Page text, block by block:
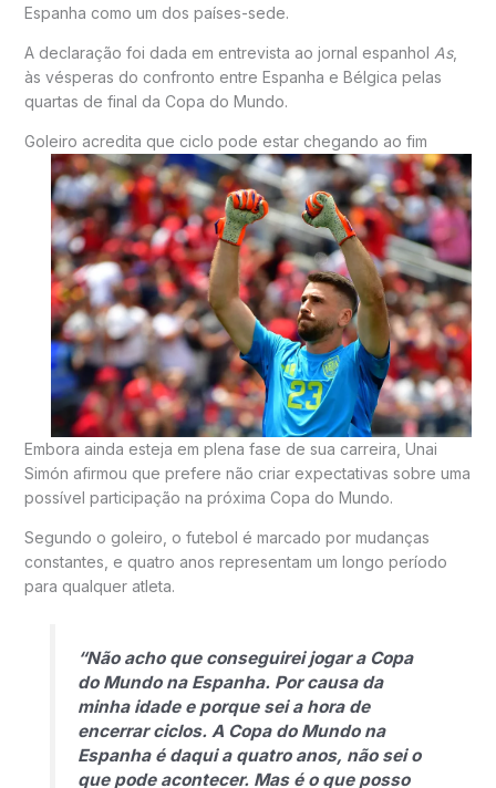
Espanha como um dos países-sede.
A declaração foi dada em entrevista ao jornal espanhol As,
às vésperas do confronto entre Espanha e Bélgica pelas
quartas de final da Copa do Mundo.
Goleiro acredita que ciclo pode estar chegando ao fim
Embora ainda esteja em plena fase de sua carreira, Unai
Simón afirmou que prefere não criar expectativas sobre uma
possível participação na próxima Copa do Mundo.
Segundo o goleiro, o futebol é marcado por mudanças
constantes, e quatro anos representam um longo período
para qualquer atleta.
“Não acho que conseguirei jogar a Copa
do Mundo na Espanha. Por causa da
minha idade e porque sei a hora de
encerrar ciclos. A Copa do Mundo na
Espanha é daqui a quatro anos, não sei o
que pode acontecer. Mas é o que posso